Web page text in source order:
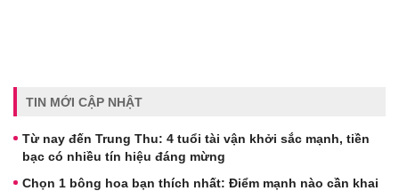
TIN MỚI CẬP NHẬT
Từ nay đến Trung Thu: 4 tuổi tài vận khởi sắc mạnh, tiền
bạc có nhiều tín hiệu đáng mừng
Chọn 1 bông hoa bạn thích nhất: Điểm mạnh nào cần khai